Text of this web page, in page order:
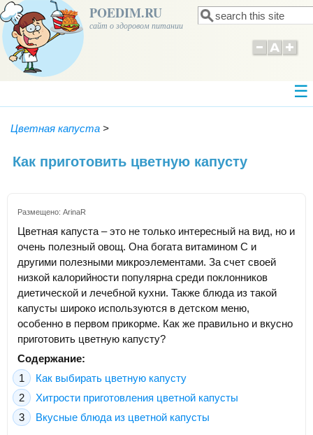
POEDIM.RU
сайт о здоровом питании Форма поиска
Поиск
Цветная капуста >
Как приготовить цветную капусту
Размещено: ArinaR
Цветная капуста – это не только интересный на вид, но и
очень полезный овощ. Она богата витамином С и
другими полезными микроэлементами. За счет своей
низкой калорийности популярна среди поклонников
диетической и лечебной кухни. Также блюда из такой
капусты широко используются в детском меню,
особенно в первом прикорме. Как же правильно и вкусно
приготовить цветную капусту?
Содержание:
Как выбирать цветную капусту
Хитрости приготовления цветной капусты
Вкусные блюда из цветной капусты